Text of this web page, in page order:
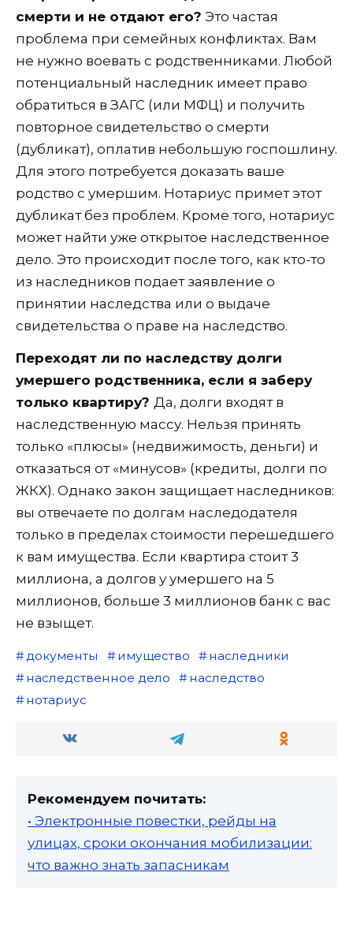
смерти и не отдают его? Это частая
проблема при семейных конфликтах. Вам
не нужно воевать с родственниками. Любой
потенциальный наследник имеет право
обратиться в ЗАГС (или МФЦ) и получить
повторное свидетельство о смерти
(дубликат), оплатив небольшую госпошлину.
Для этого потребуется доказать ваше
родство с умершим. Нотариус примет этот
дубликат без проблем. Кроме того, нотариус
может найти уже открытое наследственное
дело. Это происходит после того, как кто-то
из наследников подает заявление о
принятии наследства или о выдаче
свидетельства о праве на наследство.
Переходят ли по наследству долги
умершего родственника, если я заберу
только квартиру? Да, долги входят в
наследственную массу. Нельзя принять
только «плюсы» (недвижимость, деньги) и
отказаться от «минусов» (кредиты, долги по
ЖКХ). Однако закон защищает наследников:
вы отвечаете по долгам наследодателя
только в пределах стоимости перешедшего
к вам имущества. Если квартира стоит 3
миллиона, а долгов у умершего на 5
миллионов, больше 3 миллионов банк с вас
не взыщет.
документы имущество
наследники
наследственное дело
наследство
нотариус
Рекомендуем почитать:
• Электронные повестки, рейды на
улицах, сроки окончания мобилизации:
что важно знать запасникам